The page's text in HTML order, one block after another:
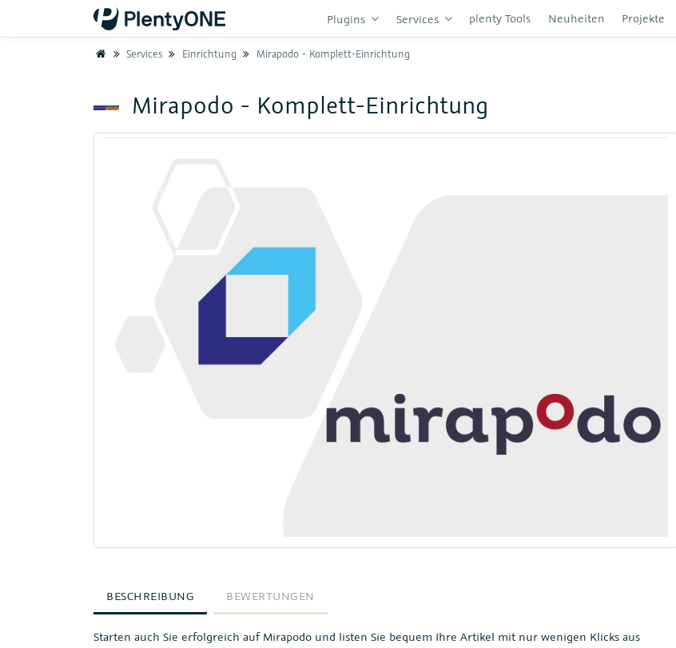
Plugins Services plenty Tools Neuheiten Projekte
HomeServices Einrichtung Mirapodo - Komplett-Einrichtung
Mirapodo - Komplett-Einrichtung
BESCHREIBUNG BEWERTUNGEN
Starten auch Sie erfolgreich auf Mirapodo und listen Sie bequem Ihre Artikel mit nur wenigen Klicks aus